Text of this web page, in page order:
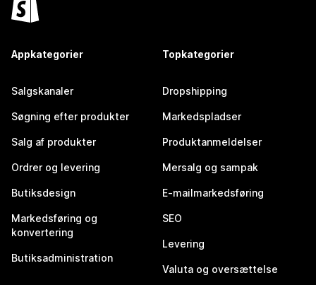
Appkategorier
Salgskanaler
Søgning efter produkter
Salg af produkter
Ordrer og levering
Butiksdesign
Markedsføring og
konvertering
Butiksadministration
Topkategorier
Dropshipping
Markedspladser
Produktanmeldelser
Mersalg og sampak
E-mailmarkedsføring
SEO
Levering
Valuta og oversættelse